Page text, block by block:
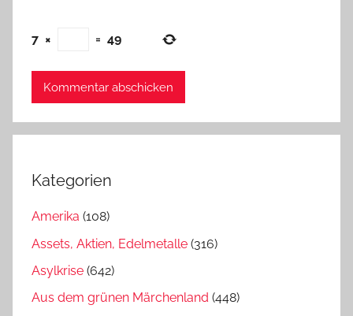
7 × = 49
Kategorien
Amerika (108)
Assets, Aktien, Edelmetalle (316)
Asylkrise (642)
Aus dem grünen Märchenland (448)